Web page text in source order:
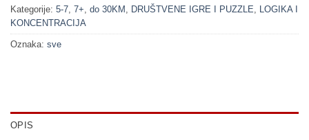
Kategorije: 5-7 7+ do 30KM DRUŠTVENE IGRE I PUZZLE
LOGIKA I
KONCENTRACIJA
Oznaka: sve
OPIS